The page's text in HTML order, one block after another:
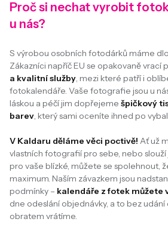
Proč si nechat vyrobit
u nás?
S výrobou osobních fotodárků máme
Zákazníci napříč EU se opakovaně vrací
a kvalitní služby, mezi které patří i
fotokalendáře. Vaše fotografie jsou u
láskou a péčí jim dopřejeme špičkový
barev, který sami oceníte ihned po
V Kaldaru děláme věci poctivě! Ať už
vlastních fotografií pro sebe, nebo
pro vaše blízké, můžete se spolehnout,
maximum. Naším závazkem jsou
podmínky – kalendáře z fotek můžete
dne odeslání objednávky, a to bez udání
obratem vrátíme.